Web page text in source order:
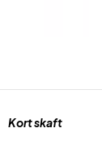
Kort skaft